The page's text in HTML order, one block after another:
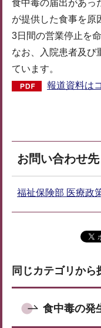
食中毒の届出があっ
が提供した食事を原
3日間の営業停止を命
なお、入院患者及び
ています。
報道資料は
お問い合わせ先
福祉保険部 医療政
同じカテゴリから
食中毒の発